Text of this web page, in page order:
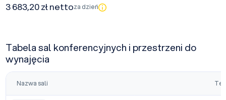
3 683,20 zł nettoza dzień
Tabela sal konferencyjnych i przestrzeni do
wynajęcia
Nazwa sali